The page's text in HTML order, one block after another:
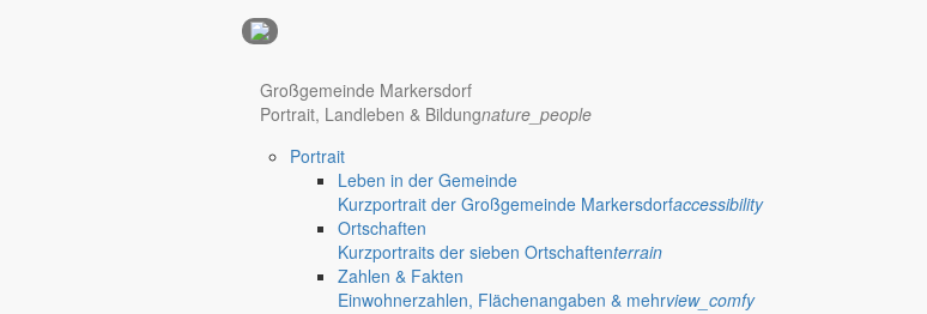
Hotel Nürnberg
Großgemeinde Markersdorf
Portrait, Landleben & Bildungnature_people
Portrait
Leben in der Gemeinde
Kurzportrait der Großgemeinde Markersdorfaccessibility
Ortschaften
Kurzportraits der sieben Ortschaftenterrain
Zahlen & Fakten
Einwohnerzahlen, Flächenangaben & mehrview_comfy